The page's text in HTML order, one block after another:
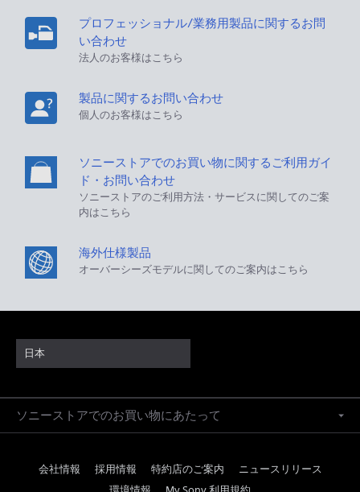
プロフェッショナル/業務用製品に関するお問
い合わせ
法人のお客様はこちら
製品に関するお問い合わせ
個人のお客様はこちら
ソニーストアでのお買い物に関するご利用ガイ
ド・お問い合わせ
ソニーストアのご利用方法・サービスに関してのご案
内はこちら
海外仕様製品
オーバーシーズモデルに関してのご案内はこちら
日本
ソニーストアでのお買い物にあたって
会社情報 採用情報 特約店のご案内
ニュースリリース